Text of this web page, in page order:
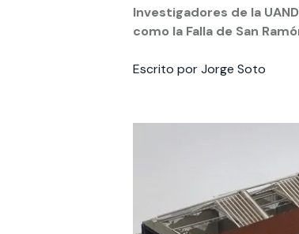
Te puede interesar: International students
Te puede interesar: Explora el campus
Investigadores de la
como la Falla de San
Escrito por Jorge Soto